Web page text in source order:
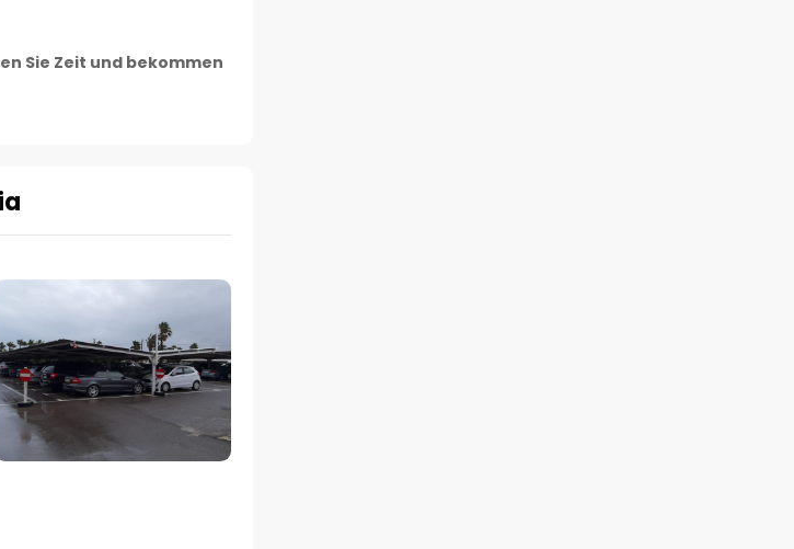
Sie Zeit und bekommen